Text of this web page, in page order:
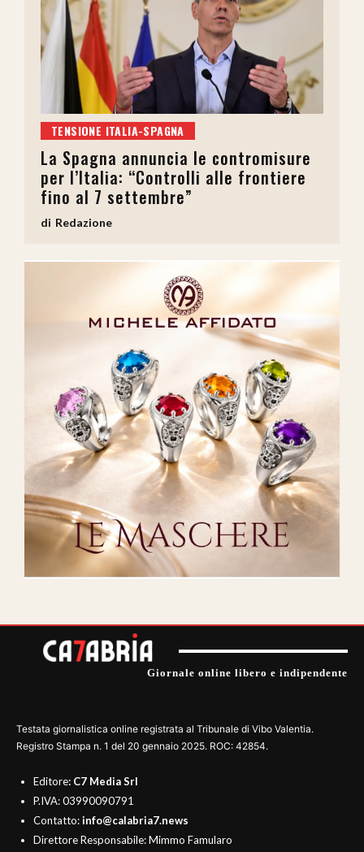
TENSIONE ITALIA-SPAGNA
La Spagna annuncia le contromisure
per l’Italia: “Controlli alle frontiere
fino al 7 settembre”
Redazione
Giornale online libero e indipendente
Testata giornalistica online registrata al Tribunale di Vibo Valentia.
Registro Stampa n. 1 del 20 gennaio 2025. ROC: 42854.
Editore: C7 Media Srl
P.IVA: 03990090791
Contatto:info@calabria7.news
Direttore Responsabile: Mimmo Famularo